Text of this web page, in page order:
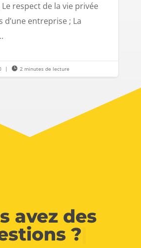
respect de la vie privée
d’une entreprise ; La
|  2 minutes de lecture
avez des
?